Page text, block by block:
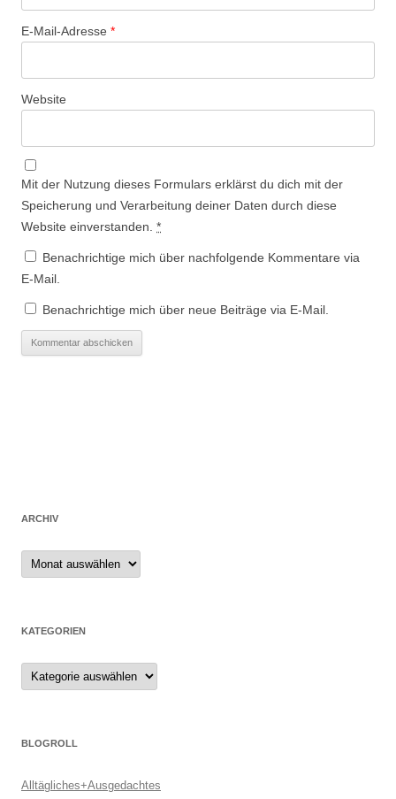
E-Mail-Adresse *
Website
Mit der Nutzung dieses Formulars erklärst du dich mit der
Speicherung und Verarbeitung deiner Daten durch diese
Website einverstanden. *
Benachrichtige mich über nachfolgende Kommentare via
E-Mail.
Benachrichtige mich über neue Beiträge via E-Mail.
ARCHIV
Archiv
KATEGORIEN
Kategorien
BLOGROLL
Alltägliches+Ausgedachtes